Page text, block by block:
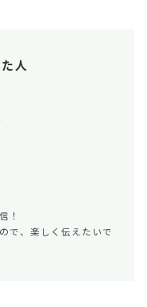
人
！
で、楽しく伝えたいで